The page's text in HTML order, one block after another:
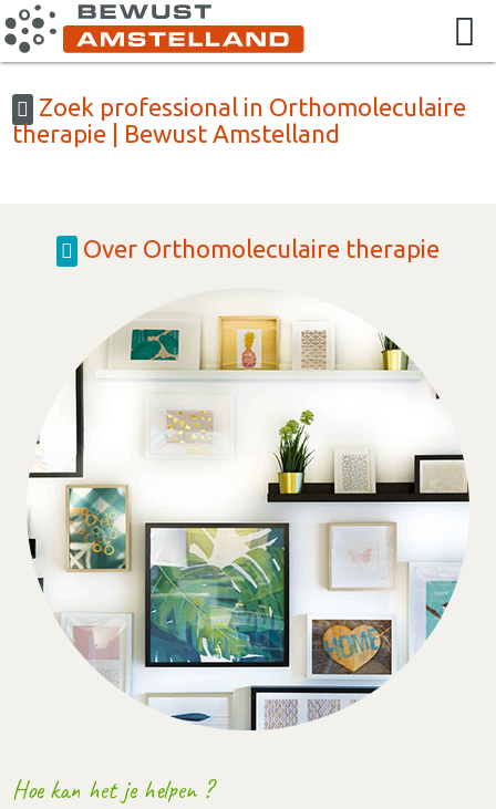
Zoek professional in Orthomoleculaire
therapie | Bewust Amstelland
Over Orthomoleculaire therapie
Hoe kan het je helpen ?